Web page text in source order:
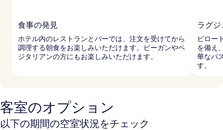
食事の発見
ホテル内のレストランとバーでは、注文を受けてから
調理する朝食をお楽しみいただけます。ビーガンやベ
ジタリアンの方にもお楽しみいただけます。
ラグ
ピロー
を備え
華なバ
す。
客室のオプション
以下の期間の空室状況をチェック